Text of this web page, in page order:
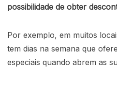
possibilidade de obter
Por exemplo, em muitos
tem dias na semana que
especiais quando abrem as